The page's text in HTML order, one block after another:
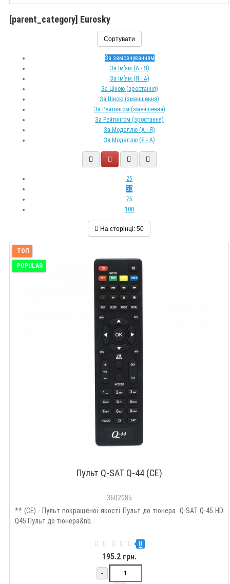
[parent_category] Eurosky
Сортувати
За замовчуванням
За Ім’ям (A - Я)
За Ім’ям (Я - A)
За Ціною (зростання)
За Ціною (зменшення)
За Рейтингом (зменшення)
За Рейтингом (зростання)
За Моделлю (A - Я)
За Моделлю (Я - A)
25
50
75
100
На сторінці: 50
ТОП
POPULAR
Пульт Q-SAT Q-44 (CE)
3602085
** (CE) - Пульт покращеної якості Пульт до тюнера Q-SAT Q-45 HD
Q45 Пульт до тюнера&nb..
0
195.2 грн.
-